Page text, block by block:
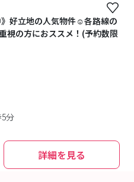
好立地の人気物件☺各路線の
視の方におススメ！(予約数限
分
詳細を見る